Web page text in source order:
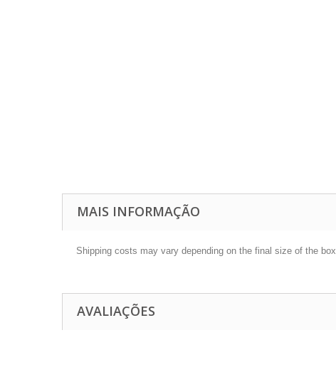
MAIS INFORMAÇÃO
Shipping costs may vary depending on the final size of the box
AVALIAÇÕES